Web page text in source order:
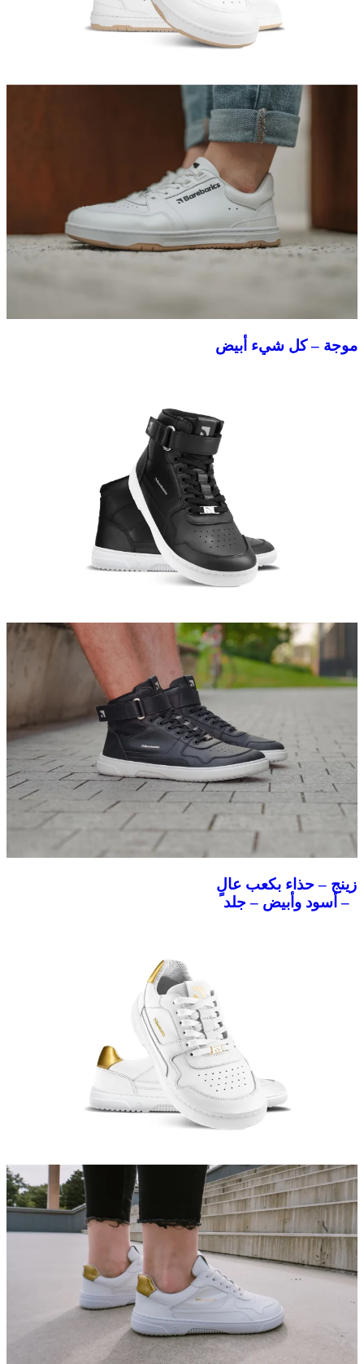
موجة – كل شيء أبيض
زينج – حذاء بكعب عالٍ
– أسود وأبيض – جلد